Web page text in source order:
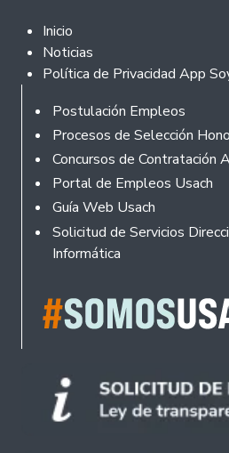
Footer 2
Inicio
Noticias
Política de Privacidad App
Rodapé
Postulación Empleos
Procesos de Selección
Concursos de Contratación
Portal de Empleos Usach
Guía Web Usach
Solicitud de Servicios
Informática